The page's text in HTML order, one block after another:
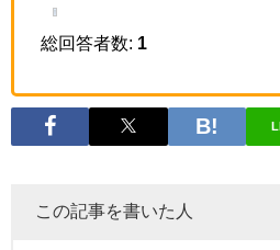
総回答者数: 1
この記事を書いた人